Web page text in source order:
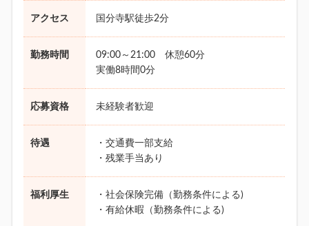
アクセス 国分寺駅徒歩2分
勤務時間
09:00～21:00 休憩60分
実働8時間0分
応募資格 未経験者歓迎
待遇
・交通費一部支給
・残業手当あり
福利厚生
・社会保険完備（勤務条件による)
・有給休暇（勤務条件による)